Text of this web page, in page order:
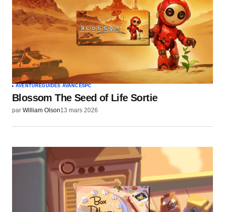
AVENTUREGUIDES AVANCÉSPC
Blossom The Seed of Life Sortie
par William Olson13 mars 2026